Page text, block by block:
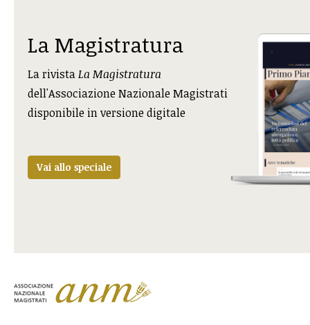
La Magistratura
La rivistaLa Magistratura
dell'Associazione Nazionale Magistrati
disponibile in versione digitale
Vai allo speciale